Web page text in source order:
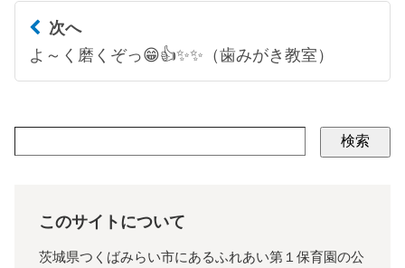
次へ
よ～く磨くぞっ😁👍✨✨（歯みがき教室）
検索
このサイトについて
茨城県つくばみらい市にあるふれあい第１保育園の公